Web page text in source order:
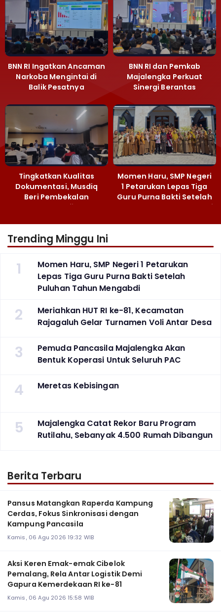
BNN RI Ingatkan Ancaman
Narkoba Mengintai di
Balik Pesatnya
Majalengka
BNN RI dan Pemkab
Majalengka Perkuat
Sinergi Berantas
Narkoba
Tingkatkan Kualitas
Dokumentasi, Musdiq
Beri Pembekalan
Fotografi ‎
Momen Haru, SMP Negeri
1 Petarukan Lepas Tiga
Guru Purna Bakti Setelah
Puluhan Tahun Mengabdi
Trending Minggu Ini
1
Momen Haru, SMP Negeri 1 Petarukan
Lepas Tiga Guru Purna Bakti Setelah
Puluhan Tahun Mengabdi
2
Meriahkan HUT RI ke-81, Kecamatan
Rajagaluh Gelar Turnamen Voli Antar Desa
3
Pemuda Pancasila Majalengka Akan
Bentuk Koperasi Untuk Seluruh PAC
4 Meretas Kebisingan
5
Majalengka Catat Rekor Baru Program
Rutilahu, Sebanyak 4.500 Rumah Dibangun
Berita Terbaru
Pansus Matangkan Raperda Kampung
Cerdas, Fokus Sinkronisasi dengan
Kampung Pancasila
Kamis, 06 Agu 2026 19:32 WIB
Aksi Keren Emak-emak Cibelok
Pemalang, Rela Antar Logistik Demi
Gapura Kemerdekaan RI ke-81
Kamis, 06 Agu 2026 15:58 WIB